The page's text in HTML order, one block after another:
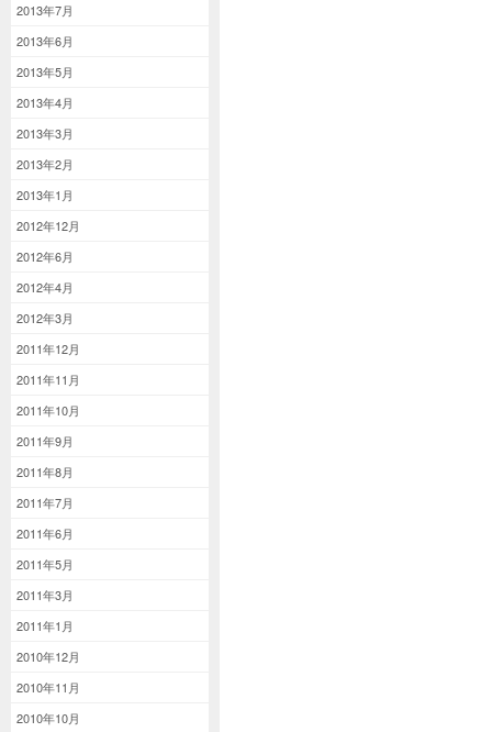
2013年7月
2013年6月
2013年5月
2013年4月
2013年3月
2013年2月
2013年1月
2012年12月
2012年6月
2012年4月
2012年3月
2011年12月
2011年11月
2011年10月
2011年9月
2011年8月
2011年7月
2011年6月
2011年5月
2011年3月
2011年1月
2010年12月
2010年11月
2010年10月